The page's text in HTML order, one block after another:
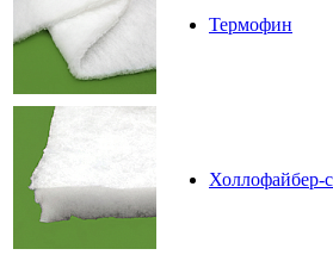
Термофин
Холлофайбер-